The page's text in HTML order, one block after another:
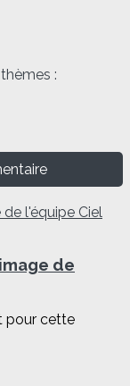
:
de
pour cette